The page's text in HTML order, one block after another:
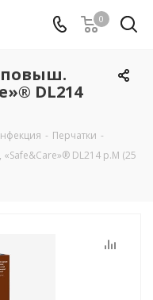
0
повыш.
DL214
- Перчатки -
DL214 р.M (25